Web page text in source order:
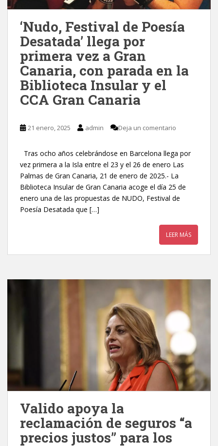
‘Nudo, Festival de Poesía
Desatada’ llega por
primera vez a Gran
Canaria, con parada en la
Biblioteca Insular y el
CCA Gran Canaria
21 enero, 2025 admin Deja un comentario
Tras ocho años celebrándose en Barcelona llega por
vez primera a la Isla entre el 23 y el 26 de enero Las
Palmas de Gran Canaria, 21 de enero de 2025.- La
Biblioteca Insular de Gran Canaria acoge el día 25 de
enero una de las propuestas de NUDO, Festival de
Poesía Desatada que […]
LEER MÁS
Valido apoya la
reclamación de seguros “a
precios justos” para los